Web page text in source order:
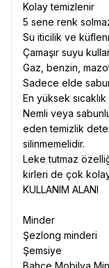
Kolay temizlenir
5 sene renk
Su iticilik ve
Çamaşır suyu
Gaz, benzin,
Sadece elde
En yüksek
Nemli veya
eden temizlik
silinmemelidir.
Leke tutmaz
kirleri de çok
KULLANIM ALANI
Minder
Şezlong minderi
Şemsiye